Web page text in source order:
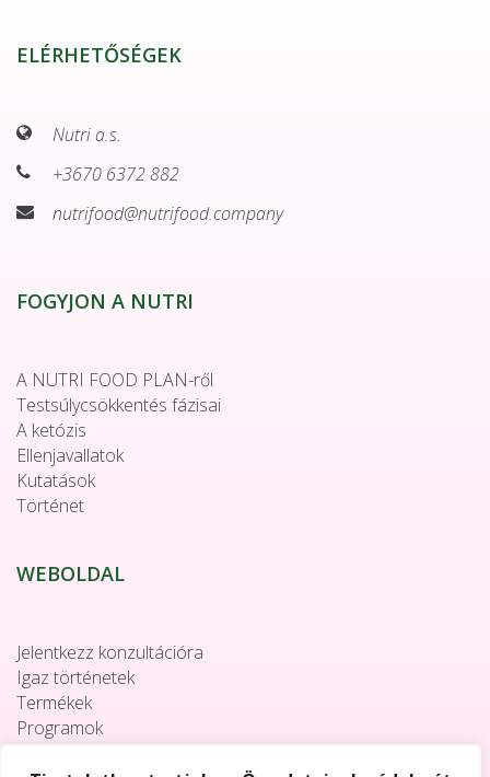
ELÉRHETŐSÉGEK
Nutri a.s.
+3670 6372 882
nutrifood@nutrifood.company
FOGYJON A NUTRI
A NUTRI FOOD PLAN-ről
Testsúlycsökkentés fázisai
A ketózis
Ellenjavallatok
Kutatások
Történet
WEBOLDAL
Jelentkezz konzultációra
Igaz történetek
Termékek
Programok